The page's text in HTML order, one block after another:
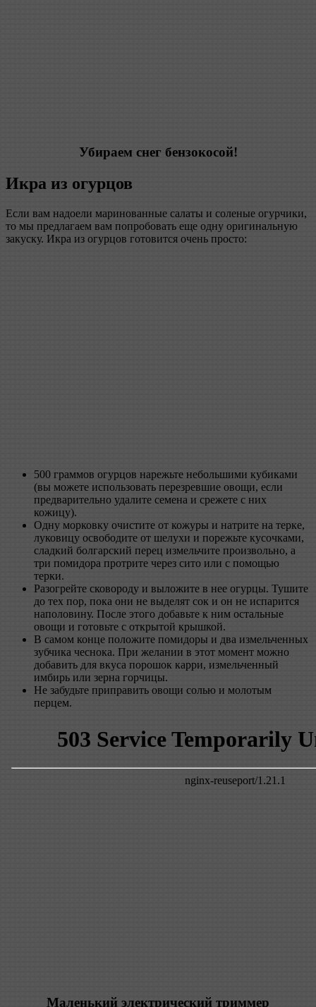
Убираем снег бензокосой!
Икра из огурцов
Если вам надоели маринованные салаты и соленые огурчики,
то мы предлагаем вам попробовать еще одну оригинальную
закуску. Икра из огурцов готовится очень просто:
500 граммов огурцов нарежьте небольшими кубиками
(вы можете использовать перезревшие овощи, если
предварительно удалите семена и срежете с них
кожицу).
Одну морковку очистите от кожуры и натрите на терке,
луковицу освободите от шелухи и порежьте кусочками,
сладкий болгарский перец измельчите произвольно, а
три помидора протрите через сито или с помощью
терки.
Разогрейте сковороду и выложите в нее огурцы. Тушите
до тех пор, пока они не выделят сок и он не испарится
наполовину. После этого добавьте к ним остальные
овощи и готовьте с открытой крышкой.
В самом конце положите помидоры и два измельченных
зубчика чеснока. При желании в этот момент можно
добавить для вкуса порошок карри, измельченный
имбирь или зерна горчицы.
Не забудьте приправить овощи солью и молотым
перцем.
Маленький электрический триммер